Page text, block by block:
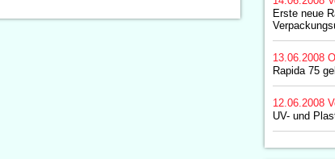
Erste neue
13.06.2008
Rapida 75
12.06.2008
UV- und